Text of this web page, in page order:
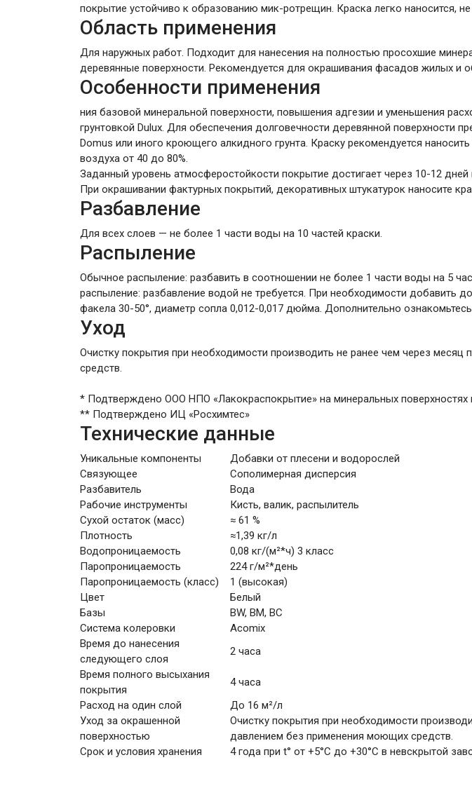
покрытие устойчиво к образованию мик-ротрещин. Краска легко наносится, не
Область применения
Для наружных работ. Подходит для нанесения на полностью просохшие
деревянные поверхности. Рекомендуется для окрашивания фасадов жилых и
Особенности применения
ния базовой минеральной поверхности, повышения адгезии и уменьшения
грунтовкой Dulux. Для обеспечения долговечности деревянной поверхности
Domus или иного кроющего алкидного грунта. Краску рекомендуется
воздуха от 40 до 80%.
Заданный уровень атмосферостойкости покрытие достигает через 10-12 дней
При окрашивании фактурных покрытий, декоративных штукатурок наносите
Разбавление
Для всех слоев — не более 1 части воды на 10 частей краски.
Распыление
Обычное распыление: разбавить в соотношении не более 1 части воды на 5
распыление: разбавление водой не требуется. При необходимости добавить
факела 30-50°, диаметр сопла 0,012-0,017 дюйма. Дополнительно
Уход
Очистку покрытия при необходимости производить не ранее чем через
средств.
* Подтверждено ООО НПО «Лакокраспокрытие» на минеральных поверхностях
** Подтверждено ИЦ «Росхимтес»
Технические данные
Уникальные компоненты
Добавки от плесени и водорослей
Связующее
Сополимерная дисперсия
Разбавитель
Вода
Рабочие инструменты
Кисть, валик, распылитель
Сухой остаток (масс)
≈ 61 %
Плотность
≈1,39 кг/л
Водопроницаемость
0,08 кг/(м²*ч) 3 класс
Паропроницаемость
224 г/м²*день
Паропроницаемость (класс)
1 (высокая)
Цвет
Белый
Базы
BW, BM, BC
Система колеровки
Acomix
Время до нанесения
следующего слоя
2 часа
Время полного высыхания
покрытия
4 часа
Расход на один слой
До 16 м²/л
Уход за окрашенной
поверхностью
Очистку покрытия при необходимости
давлением без применения моющих средств.
Срок и условия хранения
4 года при t° от +5°С до +30°С в невскрытой